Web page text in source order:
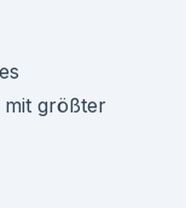
mit größter